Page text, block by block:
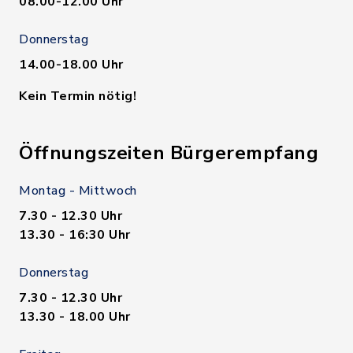
Donnerstag
14.00-18.00 Uhr
Kein Termin nötig!
Öffnungszeiten Bürgerempfang
Montag - Mittwoch
7.30 - 12.30 Uhr
13.30 - 16:30 Uhr
Donnerstag
7.30 - 12.30 Uhr
13.30 - 18.00 Uhr